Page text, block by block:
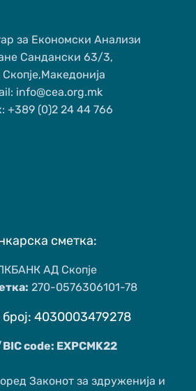
за Економски Анализи
Сандански 63/3,
info@cea.org.mk
+389 (0)2 24 44 766
сметка:
АД Скопје
270-0576306101-78
4030003479278
code: EXPCMK22
Законот за здруженија и